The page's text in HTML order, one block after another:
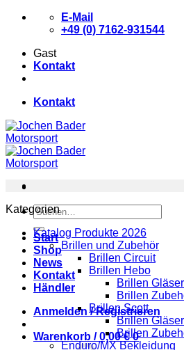
Zum
E-Mail
+49 (0) 7162-931544
Gast
Kontakt
Kontakt
Suchen
nach:
Start
Shop
News
Kontakt
Händler
Anmelden / Registrieren
Warenkorb /0,00€ 0
Kategorien
Katalog Produkte 2026
Brillen und Zubehör
Brillen Circuit
Brillen Hebo
Brillen
Brillen
Brillen Scott
Brillen
Brillen
Enduro/MX Bekleidung